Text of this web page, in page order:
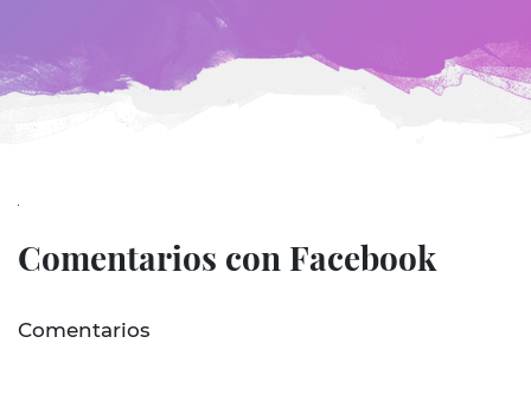
Comentarios con Facebook
Comentarios